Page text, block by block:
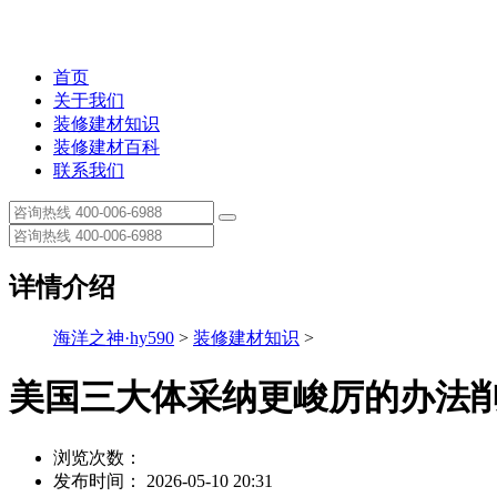
首页
关于我们
装修建材知识
装修建材百科
联系我们
详情介绍
海洋之神·hy590 > 装修建材知识 >
美国三大体采纳更峻厉的办法
浏览次数：
发布时间： 2026-05-10 20:31